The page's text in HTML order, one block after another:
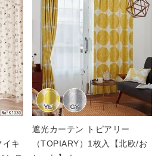
キ
遮光カーテン トピアリー
（TOPIARY）1枚入【北欧/お